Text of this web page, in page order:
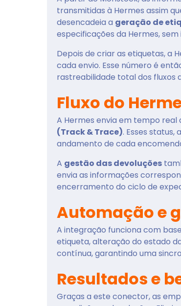
transmitidas à Hermes assim
desencadeia a geração de
especificações da Hermes,
Depois de criar as etiquetas, a
cada envio. Esse número é
rastreabilidade total dos fluxos
Fluxo do
A Hermes envia em tempo real
(Track & Trace). Esses
andamento de cada
A gestão das devoluções
envia as informações
encerramento do ciclo de
Automação e
A integração funciona com
etiqueta, alteração do estado
contínua, garantindo uma
Resultados e
Graças a este conector, as